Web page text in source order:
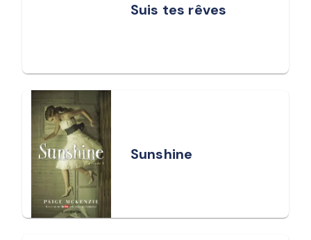
Suis tes rêves
Sunshine